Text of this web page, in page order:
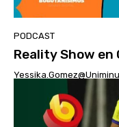
PODCAST
Reality Show en